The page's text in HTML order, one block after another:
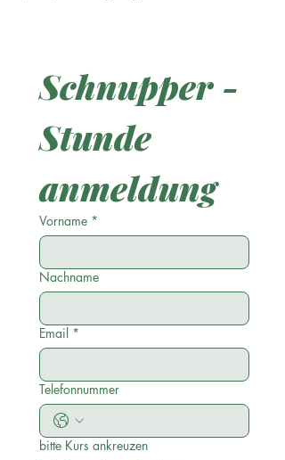
Schnupper -
Stunde
anmeldung
Vorname *
Nachname
Email *
Telefonnummer
bitte Kurs ankreuzen